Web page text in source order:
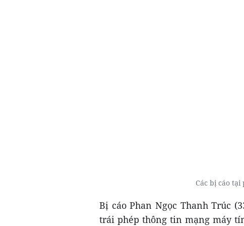
Các bị cáo tại
Bị cáo Phan Ngọc Thanh Trúc
trái phép thông tin mạng máy